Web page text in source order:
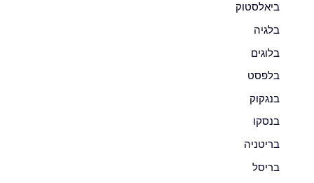
ביאלסטוק
בלגיה
בלוגים
בלפסט
בנגקוק
בנסקו
בריטניה
בריסל